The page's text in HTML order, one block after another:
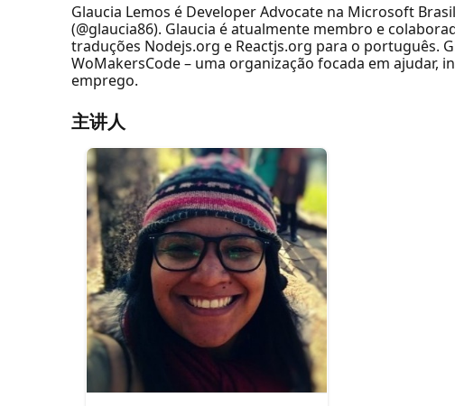
Glaucia Lemos é Developer Advocate na Microsoft
(@glaucia86). Glaucia é atualmente membro e
traduções Nodejs.org e Reactjs.org para o português.
WoMakersCode – uma organização focada em
emprego.
主讲人